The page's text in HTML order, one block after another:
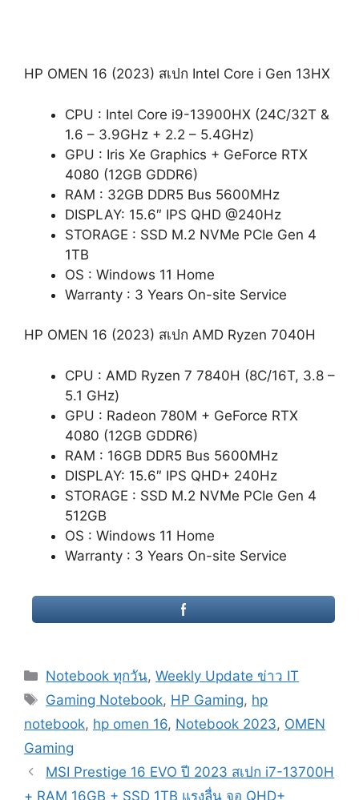
HP OMEN 16 (2023) สเปก Intel Core i Gen 13HX
CPU : Intel Core i9-13900HX (24C/32T &
1.6 – 3.9GHz + 2.2 – 5.4GHz)
GPU : Iris Xe Graphics + GeForce RTX
4080 (12GB GDDR6)
RAM : 32GB DDR5 Bus 5600MHz
DISPLAY: 15.6″ IPS QHD @240Hz
STORAGE : SSD M.2 NVMe PCIe Gen 4
1TB
OS : Windows 11 Home
Warranty : 3 Years On-site Service
HP OMEN 16 (2023) สเปก AMD Ryzen 7040H
CPU : AMD Ryzen 7 7840H (8C/16T, 3.8 –
5.1 GHz)
GPU : Radeon 780M + GeForce RTX
4080 (12GB GDDR6)
RAM : 16GB DDR5 Bus 5600MHz
DISPLAY: 15.6″ IPS QHD+ 240Hz
STORAGE : SSD M.2 NVMe PCIe Gen 4
512GB
OS : Windows 11 Home
Warranty : 3 Years On-site Service
Categories
Notebook ทุกวัน,Weekly Update ข่าว IT
Tags
Gaming Notebook, HP Gaming, hp
notebook, hp omen 16, Notebook 2023, OMEN
Gaming
Post
navigation
MSI Prestige 16 EVO ปี 2023 สเปก i7-13700H
+ RAM 16GB + SSD 1TB แรงลื่น จอ QHD+